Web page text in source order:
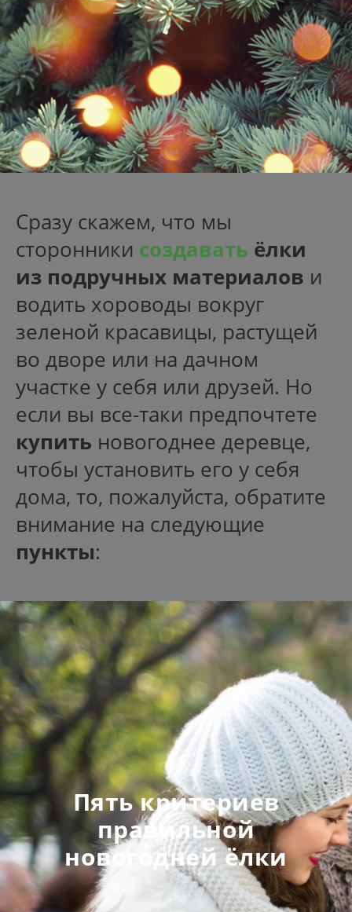
Пять критериев
правильной
новогодней ёлки
Сразу скажем, что мы
сторонники создавать ёлки
из подручных материалов и
водить хороводы вокруг
зеленой красавицы, растущей
во дворе или на дачном
участке у себя или друзей. Но
если вы все-таки предпочтете
купить новогоднее деревце,
чтобы установить его у себя
дома, то, пожалуйста, обратите
внимание на следующие
пункты: